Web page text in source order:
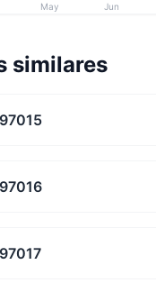
May Jun
similares